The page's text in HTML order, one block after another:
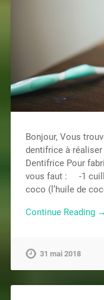
Bonjour, Vous
dentifrice à
Dentifrice Pour
vous faut : -1
coco (l’huile de
Continue Reading →
31 mai 2018